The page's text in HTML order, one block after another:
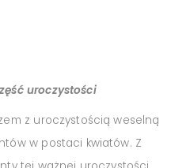
uroczystości
z uroczystością weselną
w postaci kwiatów. Z